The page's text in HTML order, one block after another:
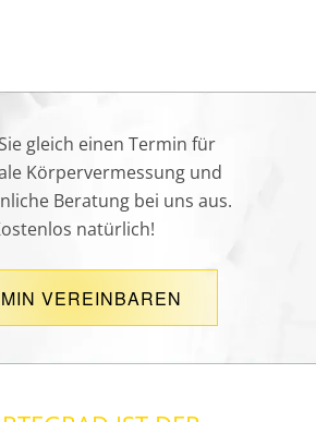
gleich einen Termin für
Körpervermessung und
Beratung bei uns aus.
natürlich!
VEREINBAREN